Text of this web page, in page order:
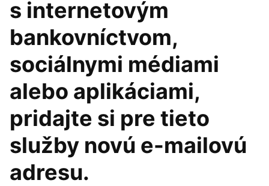
s internetovým
bankovníctvom,
sociálnymi médiami
alebo aplikáciami,
pridajte si pre tieto
služby novú e-mailovú
adresu.